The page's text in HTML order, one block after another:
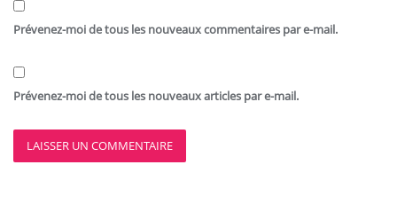
Prévenez-moi de tous les nouveaux commentaires par e-mail.
Prévenez-moi de tous les nouveaux articles par e-mail.